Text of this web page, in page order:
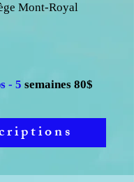
Mont-Royal
- 5 semaines 80$